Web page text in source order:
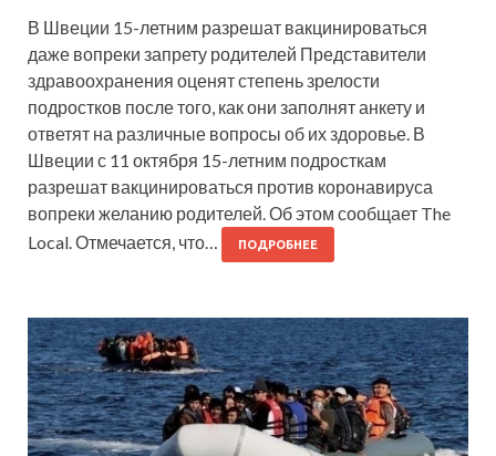
В Швеции 15-летним разрешат вакцинироваться
даже вопреки запрету родителей Представители
здравоохранения оценят степень зрелости
подростков после того, как они заполнят анкету и
ответят на различные вопросы об их здоровье. В
Швеции с 11 октября 15-летним подросткам
разрешат вакцинироваться против коронавируса
вопреки желанию родителей. Об этом сообщает The
Local. Отмечается, что…
ПОДРОБНЕЕ